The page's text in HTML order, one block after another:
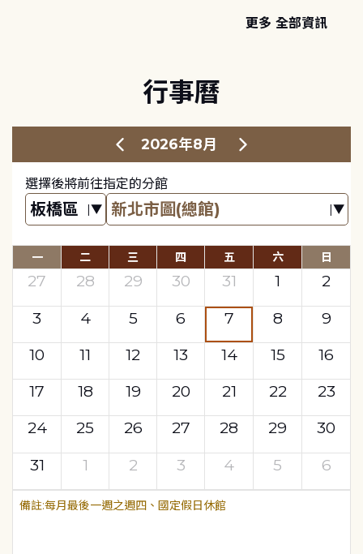
更多 全部資訊
行事曆
2026年8月
選擇後將前往指定的分館
一 二 三 四 五 六 日
27 28 29 30 31 1
2
3
4 5 6 7 8
9
10
11 12 13 14 15
16
17
18 19 20 21 22
23
24
25 26 27 28 29
30
31
1 2 3 4 5 6
每月最後一週之週四、國定假日休館